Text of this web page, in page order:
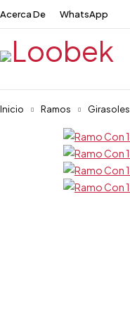
Acerca De WhatsApp
Inicio Ramos Girasoles